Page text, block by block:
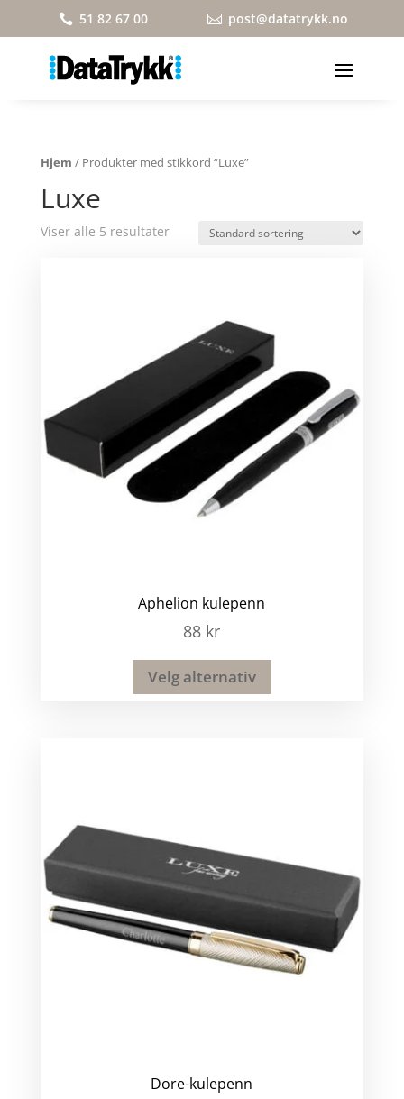
 51 82 67 00  post@datatrykk.no
Hjem / Produkter med stikkord “Luxe”
Luxe
Viser alle 5 resultater
Aphelion kulepenn
88 kr
Velg alternativ
Dore-kulepenn